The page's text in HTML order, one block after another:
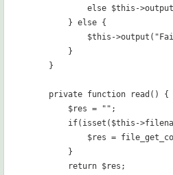
else $this-
        } else {
$this-
        }
    }
    private function read() {
        $res = "";
if(isset($this-
$res =
        }
        return $res;